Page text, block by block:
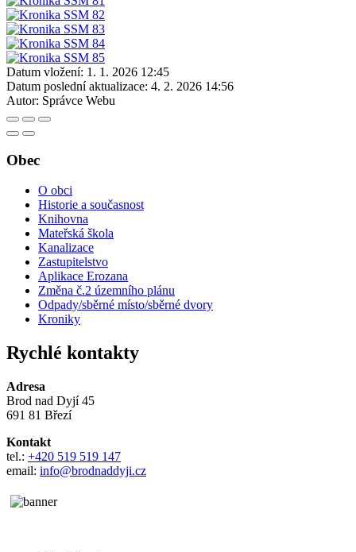
Datum vložení: 1. 1. 2026 12:45
Datum poslední aktualizace: 4. 2. 2026 14:56
Autor: Správce Webu
Obec
O obci
Historie a současnost
Knihovna
Mateřská škola
Kanalizace
Zastupitelstvo
Aplikace Erozana
Změna č.2 územního plánu
Odpady/sběrné místo/sběrné dvory
Kroniky
Rychlé kontakty
Adresa
Brod nad Dyjí 45
691 81 Březí
Kontakt
tel.: +420 519 519 147
email: info@brodnaddyji.cz